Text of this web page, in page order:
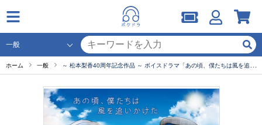
ホーム 一般 ～ 松本梨香40周年記念作品 ～ ボイスドラマ「あの頃、僕たちは風を追いかけた」【出演声優：松本梨香 梶裕貴 岡本信彦 石川界人 林勇 福西勝也 福山潤 山寺宏一】